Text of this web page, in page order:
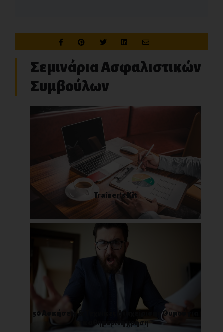
Σεμινάρια Ασφαλιστικών
Συμβούλων
Trainer’s Kit
50 Ασκήσεις & Τεχνικές Διαχείρισης Θυμού για
καθημερινή χρήση